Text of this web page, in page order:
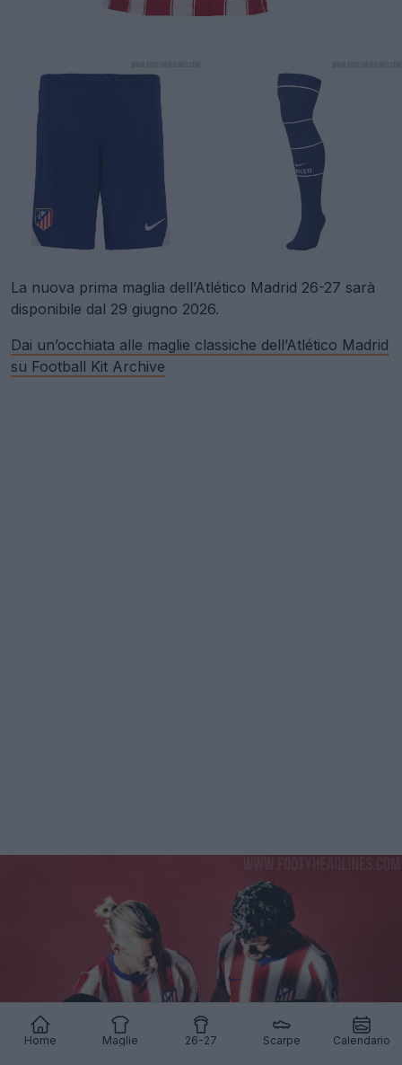
Home Maglie 26-27 Scarpe Calendario
La nuova prima maglia dell’Atlético Madrid 26-27 sarà
disponibile dal 29 giugno 2026.
Dai un’occhiata alle maglie classiche dell’Atlético Madrid
su Football Kit Archive